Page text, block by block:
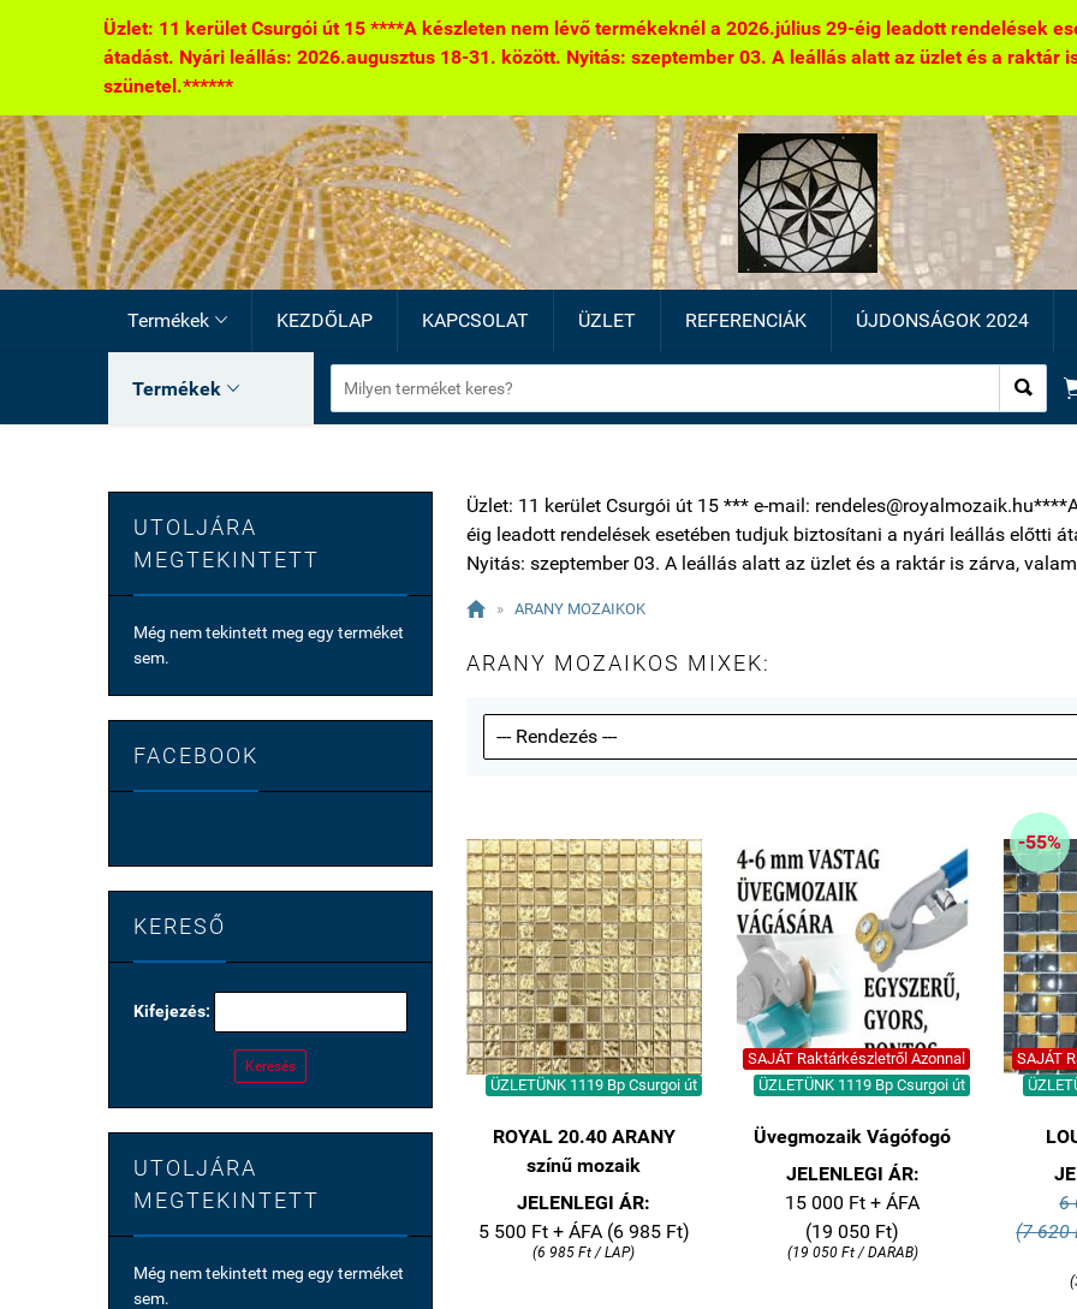
Üzlet: 11 kerület Csurgói út 15 ****A készleten nem lévő termékeknél a 2026.július 29-éig leadott rendelések
átadást. Nyári leállás: 2026.augusztus 18-31. között. Nyitás: szeptember 03. A leállás alatt az üzlet és a raktár
szünetel.******
Termékek  KEZDŐLAP KAPCSOLAT ÜZLET REFERENCIÁK ÚJDONSÁGOK 2024
Termékek  
UTOLJÁRA
MEGTEKINTETT
Még nem tekintett meg egy terméket
sem.
FACEBOOK
KERESŐ
Kifejezés:
Keresés
UTOLJÁRA
MEGTEKINTETT
Még nem tekintett meg egy terméket
sem.
Üzlet: 11 kerület Csurgói út 15 *** e-mail:
éig leadott rendelések esetében tudjuk biztosítani a nyári leállás előtti
Nyitás: szeptember 03. A leállás alatt az üzlet és a raktár is zárva,
 » ARANY MOZAIKOK
ARANY MOZAIKOS MIXEK:
ÜZLETÜNK 1119 Bp Csurgoi út
ROYAL 20.40 ARANY
színű mozaik
JELENLEGI ÁR:
5 500 Ft + ÁFA (6 985 Ft)
(6 985 Ft / LAP)
SAJÁT Raktárkészletről Azonnal
ÜZLETÜNK 1119 Bp Csurgoi út
Üvegmozaik Vágófogó
JELENLEGI ÁR:
15 000 Ft + ÁFA
(19 050 Ft)
(19 050 Ft / DARAB)
-55%
SAJÁT
6
(7 620